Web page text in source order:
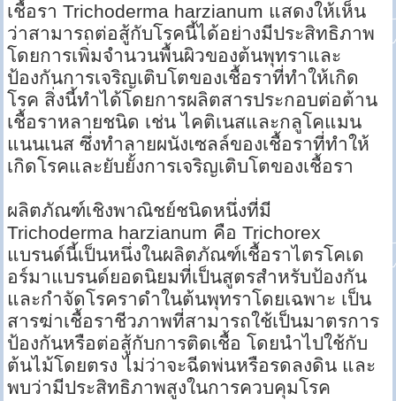
เชื้อรา Trichoderma harzianum แสดงให้เห็น
ว่าสามารถต่อสู้กับโรคนี้ได้อย่างมีประสิทธิภาพ
โดยการเพิ่มจำนวนพื้นผิวของต้นพุทราและ
ป้องกันการเจริญเติบโตของเชื้อราที่ทำให้เกิด
โรค สิ่งนี้ทำได้โดยการผลิตสารประกอบต่อต้าน
เชื้อราหลายชนิด เช่น ไคติเนสและกลูโคแมน
แนนเนส ซึ่งทำลายผนังเซลล์ของเชื้อราที่ทำให้
เกิดโรคและยับยั้งการเจริญเติบโตของเชื้อรา
ผลิตภัณฑ์เชิงพาณิชย์ชนิดหนึ่งที่มี
Trichoderma harzianum คือ Trichorex
แบรนด์นี้เป็นหนึ่งในผลิตภัณฑ์เชื้อราไตรโคเด
อร์มาแบรนด์ยอดนิยมที่เป็นสูตรสำหรับป้องกัน
และกำจัดโรคราดำในต้นพุทราโดยเฉพาะ เป็น
สารฆ่าเชื้อราชีวภาพที่สามารถใช้เป็นมาตรการ
ป้องกันหรือต่อสู้กับการติดเชื้อ โดยนำไปใช้กับ
ต้นไม้โดยตรง ไม่ว่าจะฉีดพ่นหรือรดลงดิน และ
พบว่ามีประสิทธิภาพสูงในการควบคุมโรค